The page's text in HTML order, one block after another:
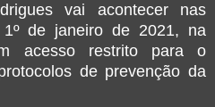
vai acontecer nas
de janeiro de 2021, na
acesso restrito para o
de prevenção da